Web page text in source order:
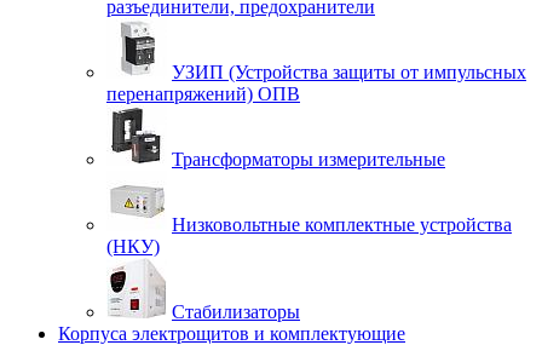
разъединители, предохранители
УЗИП (Устройства защиты от импульсных
перенапряжений) ОПВ
Трансформаторы измерительные
Низковольтные комплектные устройства
(НКУ)
Стабилизаторы
Корпуса электрощитов и комплектующие